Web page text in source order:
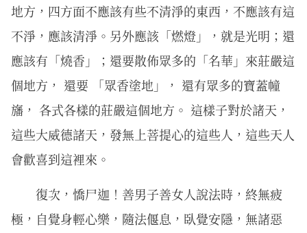
地方，四方面不應該有些不清淨的東西，不應該有這
不淨，應該清淨。另外應該「燃燈」，就是光明；還
應該有「燒香」；還要散佈眾多的「名華」來莊嚴這
個地方， 還要 「眾香塗地」， 還有眾多的寶蓋幢
旛， 各式各樣的莊嚴這個地方。 這樣子對於諸天，
這些大威德諸天，發無上菩提心的這些人，這些天人
會歡喜到這裡來。
復次，憍尸迦！善男子善女人說法時，終無疲
極，自覺身輕心樂，隨法偃息，臥覺安隱，無諸惡